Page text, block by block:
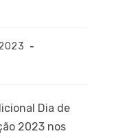
Dia de
2023 nos